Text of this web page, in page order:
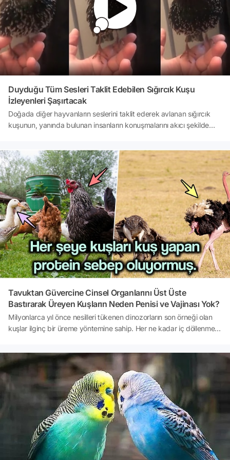
Duyduğu Tüm Sesleri Taklit Edebilen Sığırcık Kuşu
İzleyenleri Şaşırtacak
Doğada diğer hayvanların seslerini taklit ederek avlanan sığırcık
kuşunun, yanında bulunan insanların konuşmalarını akıcı şekilde
Tavuktan Güvercine Cinsel Organlarını Üst Üste
Bastırarak Üreyen Kuşların Neden Penisi ve Vajinası Yok?
Milyonlarca yıl önce nesilleri tükenen dinozorların son örneği olan
kuşlar ilginç bir üreme yöntemine sahip. Her ne kadar iç döllenme
yönteme başvuruyor. Peki bu hayvanların erkekleri penislerini nasıl
kaybetti? Cevabını merak ediyorsanız içeriğimize buyurun. 👇